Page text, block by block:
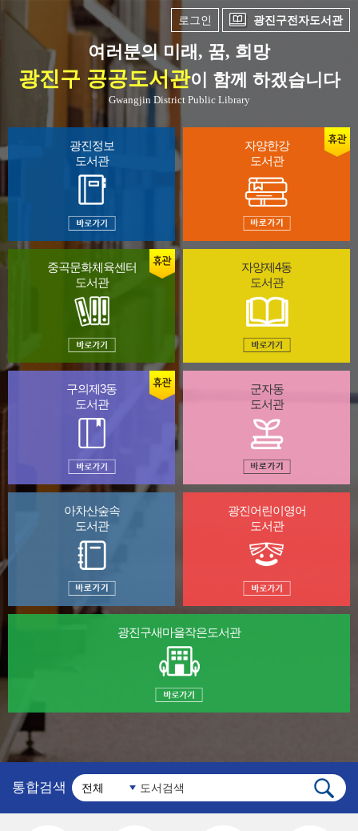
로그인 광진구전자도서관
여러분의 미래, 꿈, 희망
광진구 공공도서관이 함께 하겠습니다
Gwangjin District Public Library
광진정보
도서관
자양한강
도서관
중곡문화체육센터
도서관
자양제4동
도서관
구의제3동
도서관
군자동
도서관
아차산숲속
도서관
광진어린이영어
도서관
광진구새마을작은도서관
통합검색